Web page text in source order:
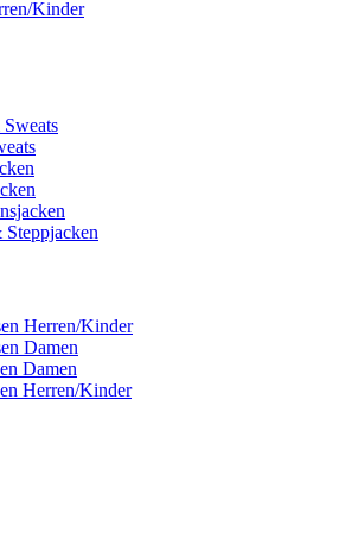
Kinder
Herren/Kinder
Damen
Damen
Herren/Kinder